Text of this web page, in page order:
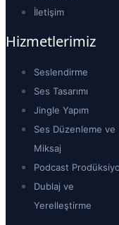
İletişim
Hizmetlerimiz
Seslendirme
Ses Tasarımı
Jingle Yapım
Ses Düzenleme ve
Miksaj
Podcast
Dublaj ve
Yerelleştirme